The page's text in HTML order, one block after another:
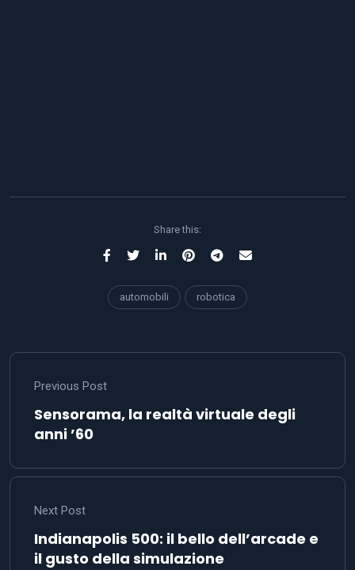
Share this:
automobili robotica
Previous Post
Sensorama, la realtà virtuale degli
anni ’60
Next Post
Indianapolis 500: il bello dell’arcade e
il gusto della simulazione